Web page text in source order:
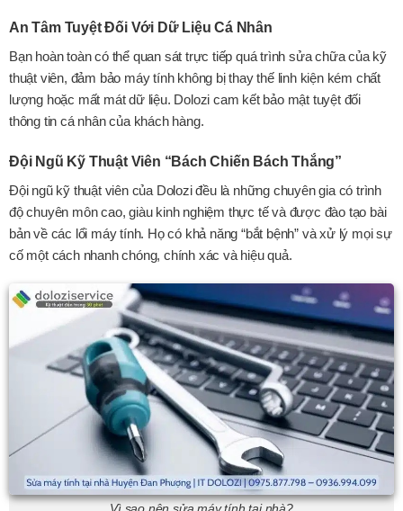
An Tâm Tuyệt Đối Với Dữ Liệu Cá Nhân
Bạn hoàn toàn có thể quan sát trực tiếp quá trình sửa chữa của kỹ
thuật viên, đảm bảo máy tính không bị thay thế linh kiện kém chất
lượng hoặc mất mát dữ liệu. Dolozi cam kết bảo mật tuyệt đối
thông tin cá nhân của khách hàng.
Đội Ngũ Kỹ Thuật Viên “Bách Chiến Bách Thắng”
Đội ngũ kỹ thuật viên của Dolozi đều là những chuyên gia có trình
độ chuyên môn cao, giàu kinh nghiệm thực tế và được đào tạo bài
bản về các lổi máy tính. Họ có khả năng “bắt bệnh” và xử lý mọi sự
cố một cách nhanh chóng, chính xác và hiệu quả.